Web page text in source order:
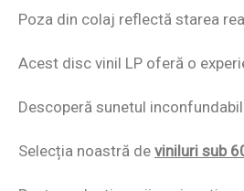
Poza din colaj reflectă starea
Acest disc vinil LP oferă o
Descoperă sunetul
Selecția noastră de viniluri sub